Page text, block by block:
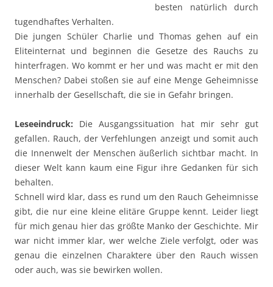
besten natürlich durch
tugendhaftes Verhalten.
Die jungen Schüler Charlie und Thomas gehen auf ein
Eliteinternat und beginnen die Gesetze des Rauchs zu
hinterfragen. Wo kommt er her und was macht er mit den
Menschen? Dabei stoßen sie auf eine Menge Geheimnisse
innerhalb der Gesellschaft, die sie in Gefahr bringen.
Leseeindruck: Die Ausgangssituation hat mir sehr gut
gefallen. Rauch, der Verfehlungen anzeigt und somit auch
die Innenwelt der Menschen äußerlich sichtbar macht. In
dieser Welt kann kaum eine Figur ihre Gedanken für sich
behalten.
Schnell wird klar, dass es rund um den Rauch Geheimnisse
gibt, die nur eine kleine elitäre Gruppe kennt. Leider liegt
für mich genau hier das größte Manko der Geschichte. Mir
war nicht immer klar, wer welche Ziele verfolgt, oder was
genau die einzelnen Charaktere über den Rauch wissen
oder auch, was sie bewirken wollen.